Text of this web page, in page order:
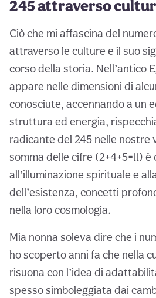
245 attraverso
Ciò che mi affascina del
attraverso le culture e il suo
corso della storia. Nell’antico
appare nelle dimensioni di
conosciute, accennando a un
struttura ed energia,
radicante del 245 nelle nostre
somma delle cifre (2+4+5=11)
all’illuminazione spirituale e
dell’esistenza, concetti
nella loro cosmologia.
Mia nonna soleva dire che i
ho scoperto anni fa che nella
risuona con l’idea di
spesso simboleggiata dai